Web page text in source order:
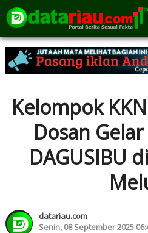
Kelompok
Dosan
DAGUSIBU
datariau.com
Senin, 08 September 2025